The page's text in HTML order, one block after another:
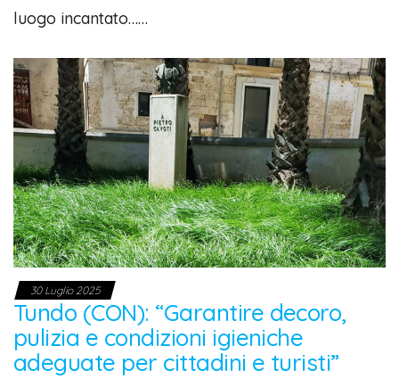
luogo incantato……
30 Luglio 2025
Tundo (CON): “Garantire decoro,
pulizia e condizioni igieniche
adeguate per cittadini e turisti”